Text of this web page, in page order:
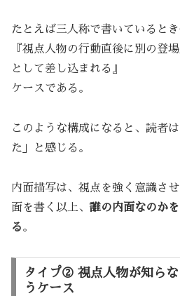
たとえば三人称で書いていると
『視点人物の行動直後に別の登
として差し込まれる』
ケースである。
このような構成になると、読者
た」と感じる。
内面描写は、視点を強く意識さ
面を書く以上、 誰の内面なのか
る。
タイプ② 視点人物が知ら
うケース